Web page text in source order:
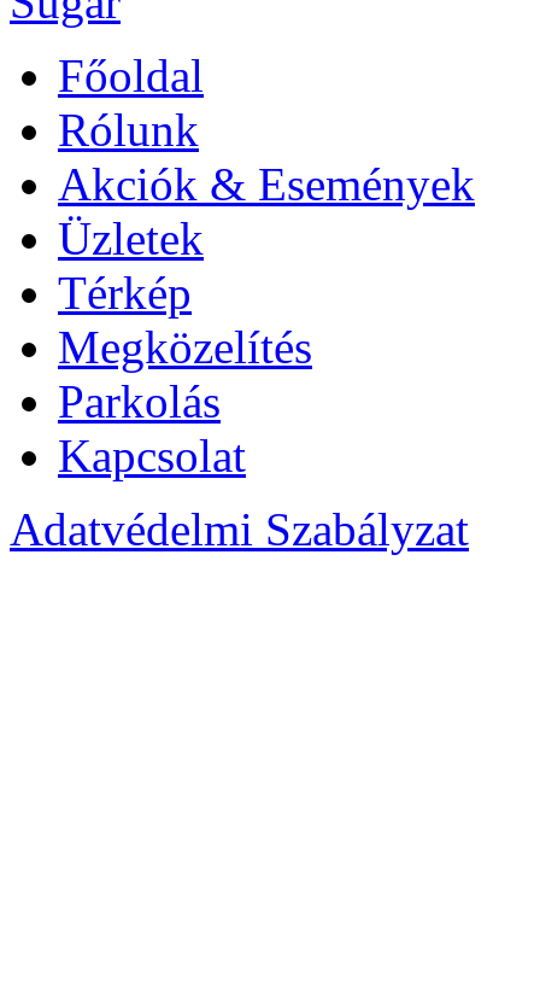
Főoldal
Rólunk
Akciók & Események
Üzletek
Térkép
Megközelítés
Parkolás
Kapcsolat
Adatvédelmi Szabályzat